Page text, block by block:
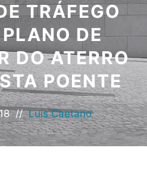
TRÁFEGO
DE
DO ATERRO
POENTE
// Luís Caetano